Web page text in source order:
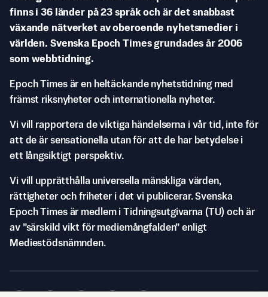
finns i 36 länder på 23 språk och är det snabbast
växande nätverket av oberoende nyhetsmedier i
världen. Svenska Epoch Times grundades år 2006
som webbtidning.
Epoch Times är en heltäckande nyhetstidning med
främst riksnyheter och internationella nyheter.
Vi vill rapportera de viktiga händelserna i vår tid, inte för
att de är sensationella utan för att de har betydelse i
ett långsiktigt perspektiv.
Vi vill upprätthålla universella mänskliga värden,
rättigheter och friheter i det vi publicerar. Svenska
Epoch Times är medlem i Tidningsutgivarna (TU) och är
av ”särskild vikt för mediemångfalden” enligt
Mediestödsnämnden.